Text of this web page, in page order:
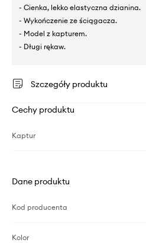
- Cienka, lekko elastyczna dzianina.
- Wykończenie ze ściągacza.
- Model z kapturem.
- Długi rękaw.
Szczegóły produktu
Cechy produktu
Kaptur
Dane produktu
Kod producenta
Kolor